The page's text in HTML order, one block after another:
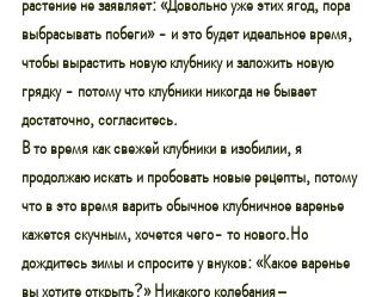
выбрасывать побеги» - и это будет идеальное время,
чтобы вырастить новую клубнику и заложить новую
грядку - потому что клубники никогда не бывает
достаточно, согласитесь.
В то время как свежей клубники в изобилии, я
продолжаю искать и пробовать новые рецепты, потому
что в это время варить обычное клубничное варенье
кажется скучным, хочется чего- то нового.Но
дождитесь зимы и спросите у внуков: «Какое варенье
вы хотите открыть?» Никакого колебания–